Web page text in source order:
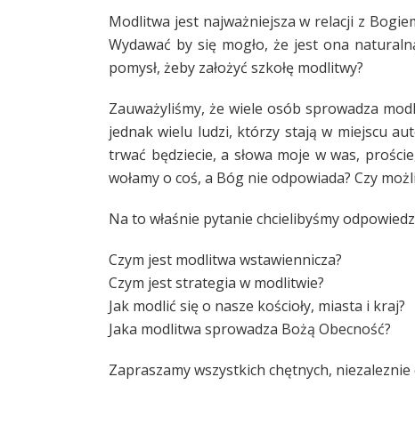
Modlitwa jest najważniejsza w relacji z
Wydawać by się mogło, że jest ona
pomysł, żeby założyć szkołę modlitwy?
Zauważyliśmy, że wiele osób sprowadza
jednak wielu ludzi, którzy stają w miejscu
trwać będziecie, a słowa moje w was,
wołamy o coś, a Bóg nie odpowiada? Czy
Na to właśnie pytanie chcielibyśmy
Czym jest modlitwa wstawiennicza?
Czym jest strategia w modlitwie?
Jak modlić się o nasze kościoły, miasta i kraj?
Jaka modlitwa sprowadza Bożą Obecność?
Zapraszamy wszystkich chętnych,